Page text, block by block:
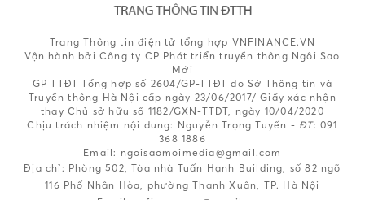
Trang Thông tin điện tử tổng hợp VNFINANCE.VN
Vận hành bởi Công ty CP Phát triển truyền thông Ngôi Sao
Mới
GP TTĐT Tổng hợp số 2604/GP-TTĐT do Sở Thông tin và
Truyền thông Hà Nội cấp ngày 23/06/2017/ Giấy xác nhận
thay Chủ sở hữu số 1182/GXN-TTĐT, ngày 10/04/2020
Chịu trách nhiệm nội dung: Nguyễn Trọng Tuyến - ĐT: 091
368 1886
Email: ngoisaomoimedia@gmail.com
Địa chỉ: Phòng 502, Tòa nhà Tuấn Hạnh Building, số 82 ngõ
116 Phố Nhân Hòa, phường Thanh Xuân, TP. Hà Nội